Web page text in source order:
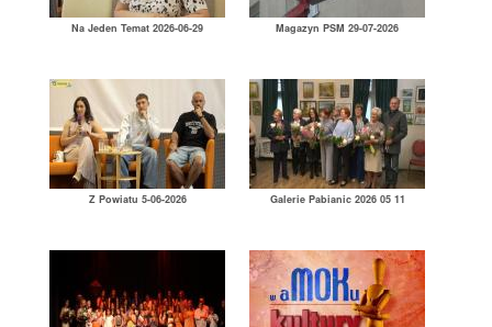
Na Jeden Temat 2026-06-29 Magazyn PSM 29-07-2026
Z Powiatu 5-06-2026 Galerie Pabianic 2026 05 11